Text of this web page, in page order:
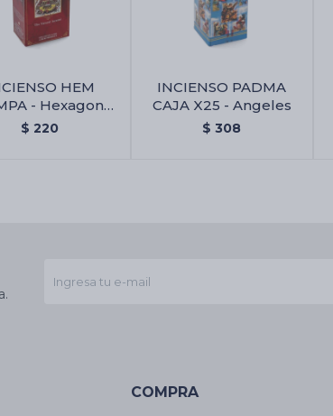
HEM
- Hexagonal
X6
$ 220
INCIENSO PADMA
CAJA X25 - Angeles
$ 308
COMPRA